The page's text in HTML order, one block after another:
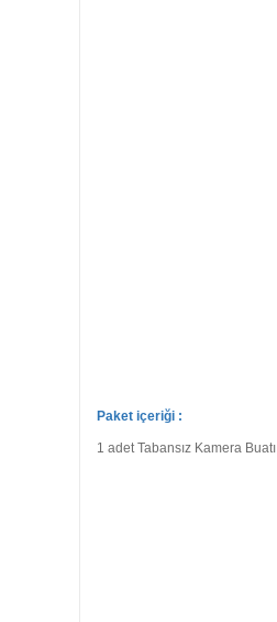
Paket içeriği :
1 adet Tabansız Kamera Buatı